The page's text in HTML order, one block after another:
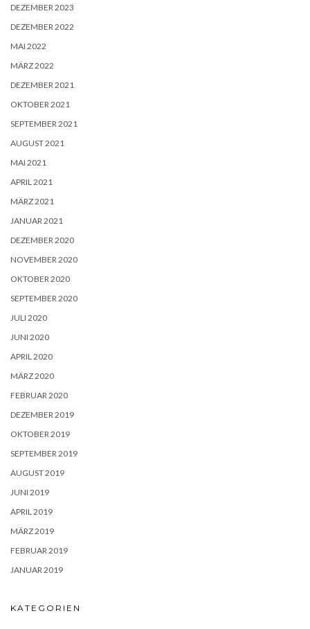
DEZEMBER 2023
DEZEMBER 2022
MAI 2022
MÄRZ 2022
DEZEMBER 2021
OKTOBER 2021
SEPTEMBER 2021
AUGUST 2021
MAI 2021
APRIL 2021
MÄRZ 2021
JANUAR 2021
DEZEMBER 2020
NOVEMBER 2020
OKTOBER 2020
SEPTEMBER 2020
JULI 2020
JUNI 2020
APRIL 2020
MÄRZ 2020
FEBRUAR 2020
DEZEMBER 2019
OKTOBER 2019
SEPTEMBER 2019
AUGUST 2019
JUNI 2019
APRIL 2019
MÄRZ 2019
FEBRUAR 2019
JANUAR 2019
KATEGORIEN